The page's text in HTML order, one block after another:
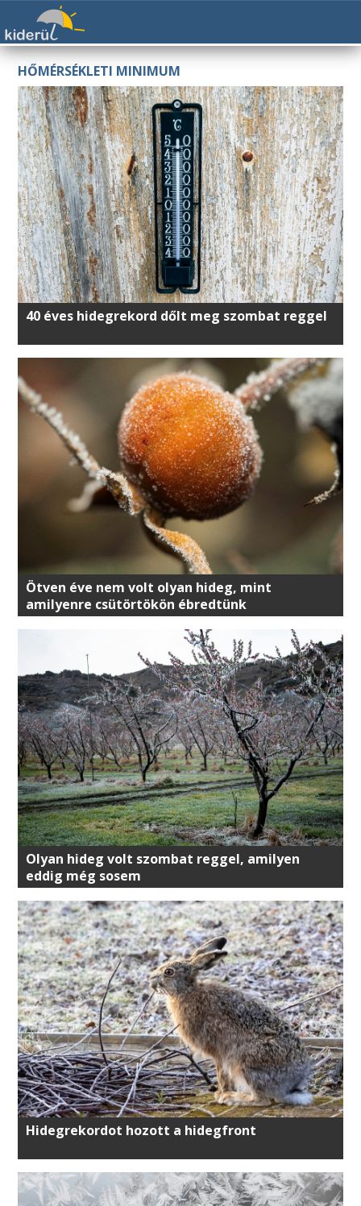
HŐMÉRSÉKLETI MINIMUM
40 éves hidegrekord dőlt meg szombat reggel
Ötven éve nem volt olyan hideg, mint
amilyenre csütörtökön ébredtünk
Olyan hideg volt szombat reggel, amilyen
eddig még sosem
Hidegrekordot hozott a hidegfront